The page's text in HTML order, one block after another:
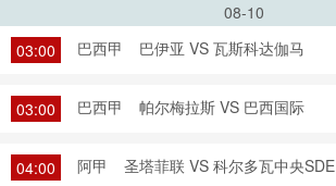
08-10
03:00
巴西甲 巴伊亚 VS 瓦斯科达伽马
03:00 巴西甲 帕尔梅拉斯 VS 巴西国际
04:00 阿甲 圣塔菲联 VS 科尔多瓦中央SDE